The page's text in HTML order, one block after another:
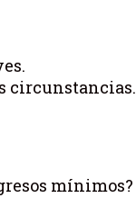
circunstancias.
mínimos?